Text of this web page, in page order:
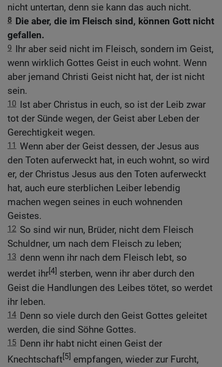
nicht untertan, denn sie kann das auch nicht.
8 Die aber, die im Fleisch sind, können Gott nicht
gefallen.
9 Ihr aber seid nicht im Fleisch, sondern im Geist,
wenn wirklich Gottes Geist in euch wohnt. Wenn
aber jemand Christi Geist nicht hat, der ist nicht
sein.
10 Ist aber Christus in euch, so ist der Leib zwar
tot der Sünde wegen, der Geist aber Leben der
Gerechtigkeit wegen.
11 Wenn aber der Geist dessen, der Jesus aus
den Toten auferweckt hat, in euch wohnt, so wird
er, der Christus Jesus aus den Toten auferweckt
hat, auch eure sterblichen Leiber lebendig
machen wegen seines in euch wohnenden
Geistes.
12 So sind wir nun, Brüder, nicht dem Fleisch
Schuldner, um nach dem Fleisch zu leben;
13 denn wenn ihr nach dem Fleisch lebt, so
werdet ihr[4] sterben, wenn ihr aber durch den
Geist die Handlungen des Leibes tötet, so werdet
ihr leben.
14 Denn so viele durch den Geist Gottes geleitet
werden, die sind Söhne Gottes.
15 Denn ihr habt nicht einen Geist der
Knechtschaft[5] empfangen, wieder zur Furcht,